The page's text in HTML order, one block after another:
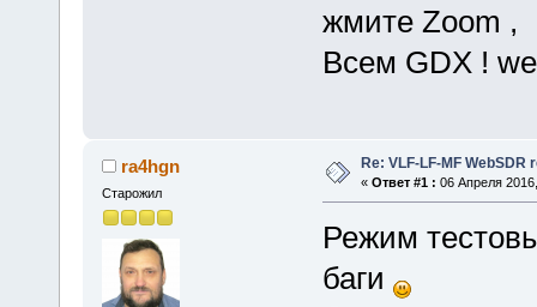
жмите Zoom ,
Всем GDX !
ra4hgn
Старожил
Re: VLF-LF-MF
« Ответ #1 : 06 Апреля
Режим
баги